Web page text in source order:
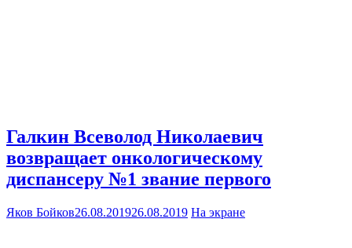
Галкин Всеволод Николаевич
возвращает онкологическому
диспансеру №1 звание первого
Яков Бойков26.08.201926.08.2019 На экране